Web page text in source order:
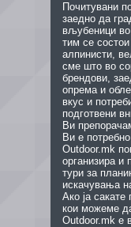
Почитувани
заедно да
вљубеници
тим се
алпинисти,
сме што во
брендови,
опрема и
вкус и
подготвени
Ви
Ви е
Outdoor.mk
организира и
тури за
искачувања
Ако ја сакате
кои можеме
Outdoor.mk е